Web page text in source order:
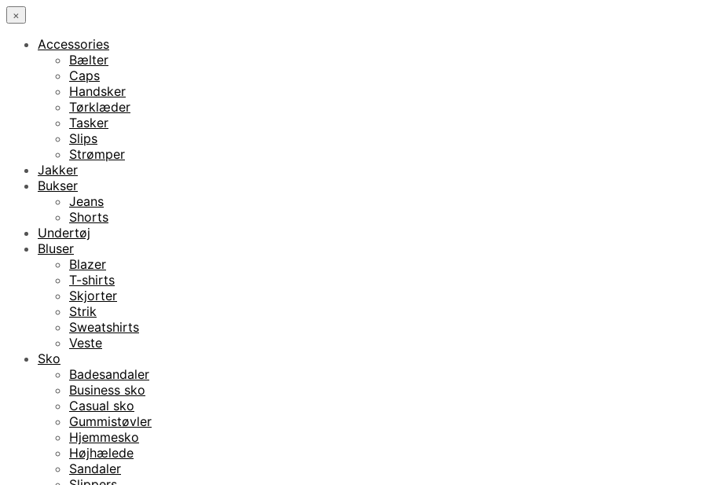
×
Accessories
Bælter
Caps
Handsker
Tørklæder
Tasker
Slips
Strømper
Jakker
Bukser
Jeans
Shorts
Undertøj
Bluser
Blazer
T-shirts
Skjorter
Strik
Sweatshirts
Veste
Sko
Badesandaler
Business sko
Casual sko
Gummistøvler
Hjemmesko
Højhælede
Sandaler